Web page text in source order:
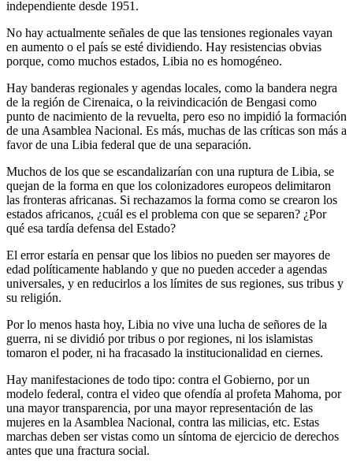
independiente desde 1951.
No hay actualmente señales de que las tensiones regionales vayan
en aumento o el país se esté dividiendo. Hay resistencias obvias
porque, como muchos estados, Libia no es homogéneo.
Hay banderas regionales y agendas locales, como la bandera negra
de la región de Cirenaica, o la reivindicación de Bengasi como
punto de nacimiento de la revuelta, pero eso no impidió la formación
de una Asamblea Nacional. Es más, muchas de las críticas son más a
favor de una Libia federal que de una separación.
Muchos de los que se escandalizarían con una ruptura de Libia, se
quejan de la forma en que los colonizadores europeos delimitaron
las fronteras africanas. Si rechazamos la forma como se crearon los
estados africanos, ¿cuál es el problema con que se separen? ¿Por
qué esa tardía defensa del Estado?
El error estaría en pensar que los libios no pueden ser mayores de
edad políticamente hablando y que no pueden acceder a agendas
universales, y en reducirlos a los límites de sus regiones, sus tribus y
su religión.
Por lo menos hasta hoy, Libia no vive una lucha de señores de la
guerra, ni se dividió por tribus o por regiones, ni los islamistas
tomaron el poder, ni ha fracasado la institucionalidad en ciernes.
Hay manifestaciones de todo tipo: contra el Gobierno, por un
modelo federal, contra el video que ofendía al profeta Mahoma, por
una mayor transparencia, por una mayor representación de las
mujeres en la Asamblea Nacional, contra las milicias, etc. Estas
marchas deben ser vistas como un síntoma de ejercicio de derechos
antes que una fractura social.